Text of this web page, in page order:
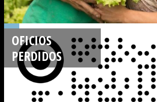
OFICIOS
PERDIDOS